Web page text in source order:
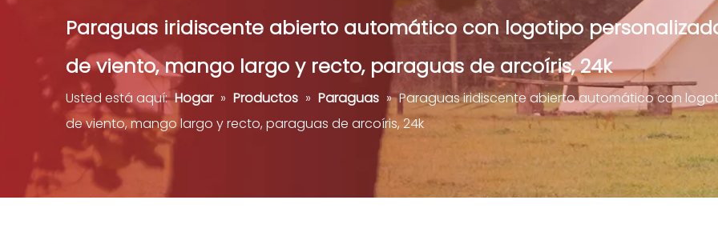
Paraguas iridiscente abierto automático con logotipo
de viento, mango largo y recto, paraguas de arcoíris, 24k
Usted está aquí: Hogar » Productos » Paraguas » Paraguas iridiscente abierto automático con
de viento, mango largo y recto, paraguas de arcoíris, 24k